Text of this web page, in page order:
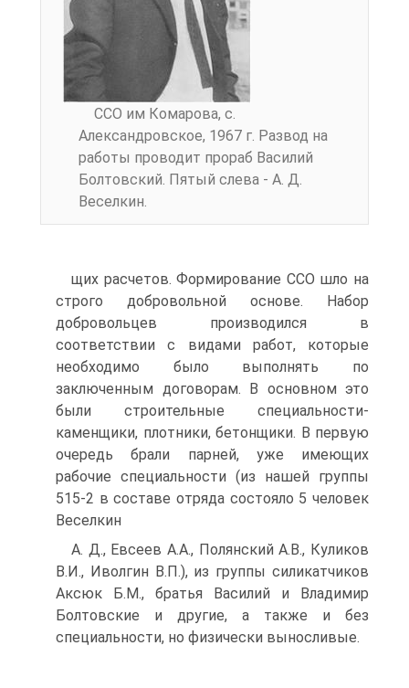
CCO им Комарова, с.
Александровское, 1967 г. Развод на
работы проводит прораб Василий
Болтовский. Пятый слева - А. Д.
Веселкин.
щих расчетов. Формирование CCO шло на
строго добровольной основе. Набор
добровольцев производился в
соответствии с видами работ, которые
необходимо было выполнять по
заключенным договорам. В основном это
были строительные специальности-
каменщики, плотники, бетонщики. В первую
очередь брали парней, уже имеющих
рабочие специальности (из нашей группы
515-2 в составе отряда состояло 5 человек
Веселкин
A. Д., Евсеев А.А., Полянский А.В., Куликов
В.И., Иволгин В.П.), из группы силикатчиков
Аксюк Б.М., братья Василий и Владимир
Болтовские и другие, а также и без
специальности, но физически выносливые.